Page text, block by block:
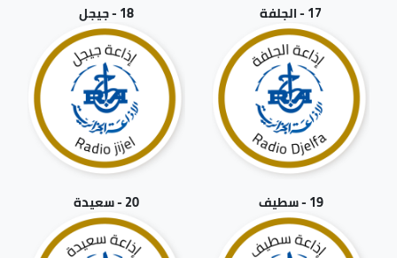
17 - الجلفة 18 - جيجل
19 - سطيف 20 - سعيدة